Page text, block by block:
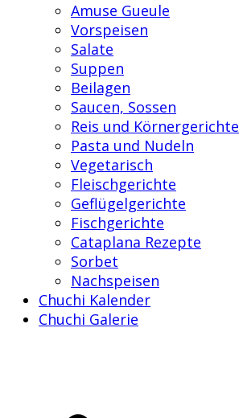
Amuse Gueule
Vorspeisen
Salate
Suppen
Beilagen
Saucen, Sossen
Reis und Körnergerichte
Pasta und Nudeln
Vegetarisch
Fleischgerichte
Geflügelgerichte
Fischgerichte
Cataplana Rezepte
Sorbet
Nachspeisen
Chuchi Kalender
Chuchi Galerie